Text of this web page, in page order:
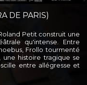
DE PARIS)
Petit construit une
qu'intense. Entre
Frollo tourmenté
une histoire tragique se
entre allégresse et